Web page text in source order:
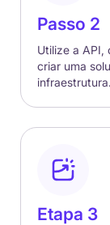
Passo 2
Utilize a API,
criar uma
infraestrutura.
Etapa 3